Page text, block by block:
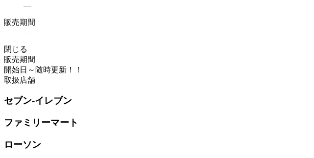
―
販売期間
―
閉じる
販売期間
開始日 ～随時更新！！
取扱店舗
セブン-イレブン
ファミリーマート
ローソン